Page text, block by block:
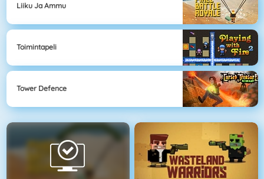
Liiku Ja Ammu
Toimintapeli
Tower Defence